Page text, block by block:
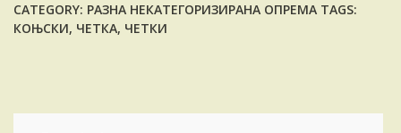
quantity
CATEGORY: РАЗНА НЕКАТЕГОРИЗИРАНА ОПРЕМА TAGS:
КОЊСКИ, ЧЕТКА, ЧЕТКИ